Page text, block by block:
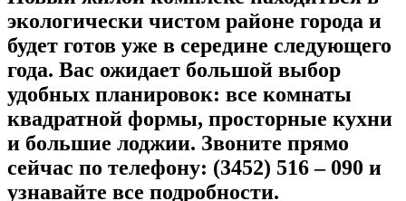
экологически чистом районе города и
будет готов уже в середине следующего
года. Вас ожидает большой выбор
удобных планировок: все комнаты
квадратной формы, просторные кухни
и большие лоджии. Звоните прямо
сейчас по телефону: (3452) 516 – 090 и
узнавайте все подробности.